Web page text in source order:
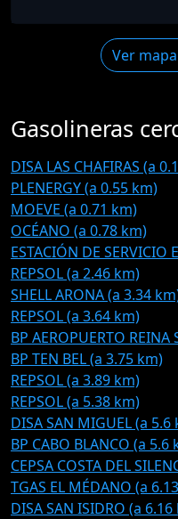
Ver
Gasolineras
DISA LAS CHAFIRAS (a
PLENERGY (a 0.55 km)
MOEVE (a 0.71 km)
OCÉANO (a 0.78 km)
ESTACIÓN DE
REPSOL (a 2.46 km)
SHELL ARONA (a 3.34
REPSOL (a 3.64 km)
BP AEROPUERTO
BP TEN BEL (a 3.75 km)
REPSOL (a 3.89 km)
REPSOL (a 5.38 km)
DISA SAN MIGUEL (a 5.6
BP CABO BLANCO (a 5.6
CEPSA COSTA DEL
TGAS EL MÉDANO (a
DISA SAN ISIDRO (a